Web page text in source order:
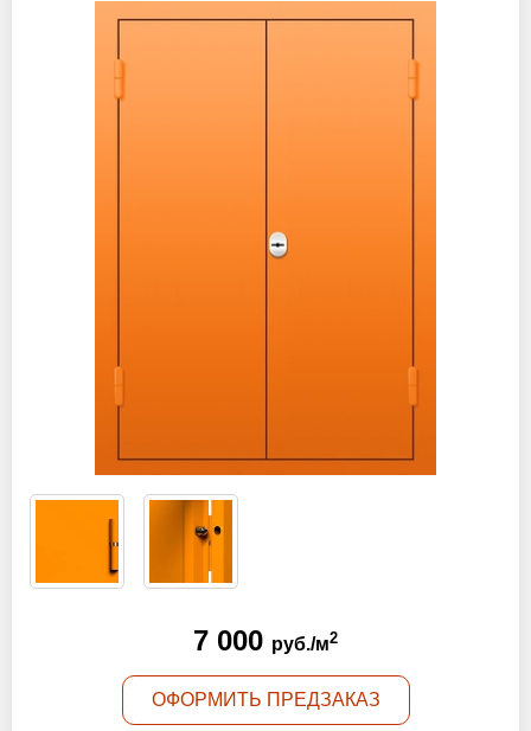
Покупателям
+7 (495) 767-19-79
Закажите звонок
info@protivopozharnie-dveri.ru
Работаем без выходных!
7 000 руб./м2
ОФОРМИТЬ ПРЕДЗАКАЗ